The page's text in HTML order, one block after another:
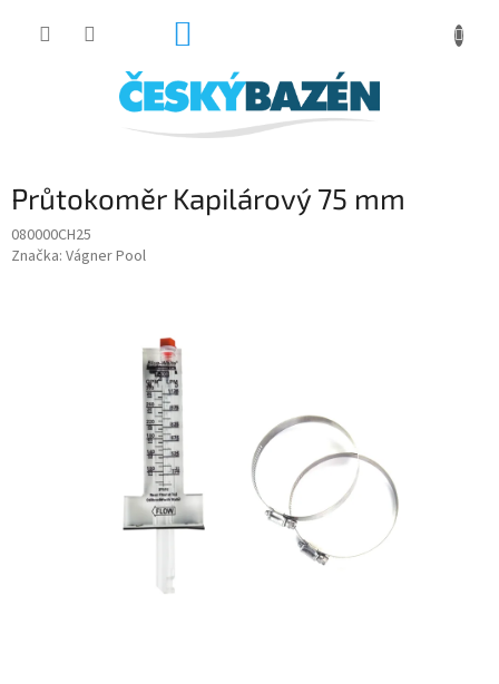
Průtokoměr Kapilárový 75 mm
080000CH25
Značka: Vágner Pool